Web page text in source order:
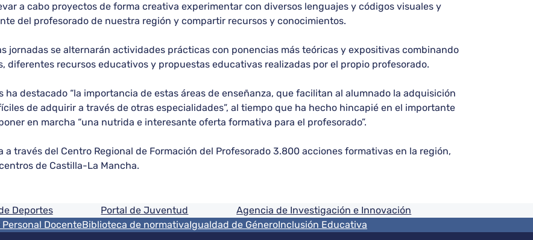
a cabo proyectos de forma creativa experimentar con diversos lenguajes y códigos visuales y
del profesorado de nuestra región y compartir recursos y conocimientos.
jornadas se alternarán actividades prácticas con ponencias más teóricas y expositivas combinando
diferentes recursos educativos y propuestas educativas realizadas por el propio profesorado.
destacado “la importancia de estas áreas de enseñanza, que facilitan al alumnado la adquisición
de adquirir a través de otras especialidades”, al tiempo que ha hecho hincapié en el importante
en marcha “una nutrida e interesante oferta formativa para el profesorado”.
través del Centro Regional de Formación del Profesorado 3.800 acciones formativas en la región,
de Castilla-La Mancha.
Deportes Portal de Juventud Agencia de Investigación e Innovación
Personal DocenteBiblioteca de normativaIgualdad de GéneroInclusión Educativa